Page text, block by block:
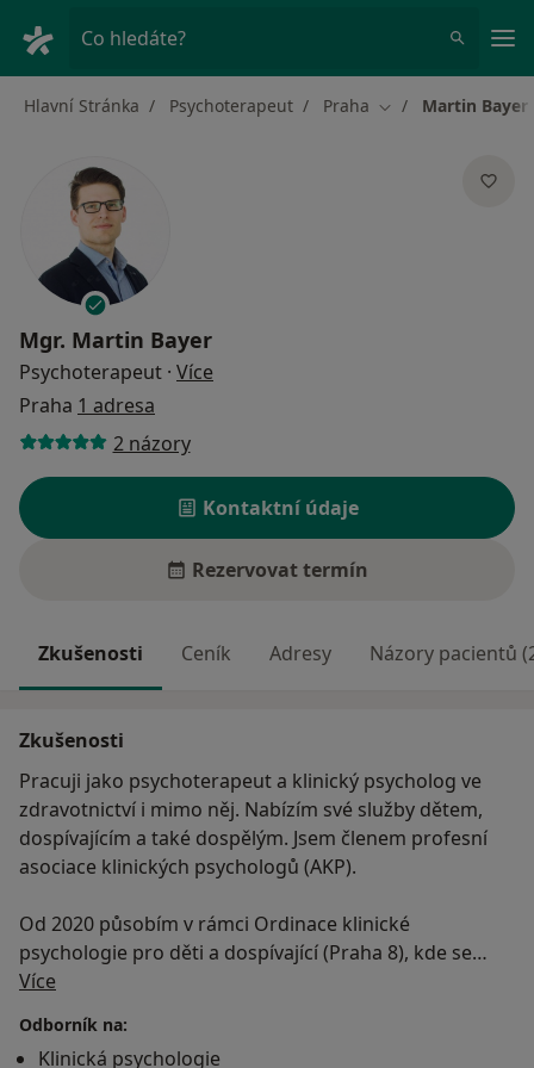
Co hledáte?
Hlavní Stránka Psychoterapeut Praha Změna města
Martin Bayer
Mgr. Martin Bayer
Psychoterapeut · Více
Praha 1 adresa
2 názory
Kontaktní údaje
Rezervovat termín
Zkušenosti Ceník Adresy Názory pacientů
Zkušenosti
Pracuji jako psychoterapeut a klinický psycholog ve
zdravotnictví i mimo něj. Nabízím své služby dětem,
dospívajícím a také dospělým. Jsem členem profesní
asociace klinických psychologů (AKP).
Od 2020 působím v rámci Ordinace klinické
psychologie pro děti a dospívající (Praha 8), kde se
zabývám zejména obtížemi mladších 18 let a jejich
rodin. Dále působím v rámci soukromé psychologické
praxe (SoPra) a na pozici vedoucího psychologa v
Více
Odborník na:
Klinická psychologie